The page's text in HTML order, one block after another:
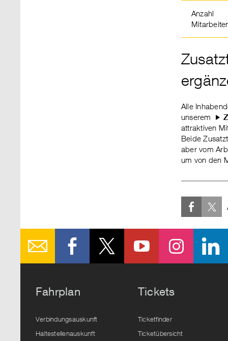
Anzahl
Alle
unserem
attraktiven
Beide
aber vom
um von den
Fahrplan
Verbindungsauskunft
Haltestellenauskunft
Tickets
Ticketfinder
Ticketübersicht